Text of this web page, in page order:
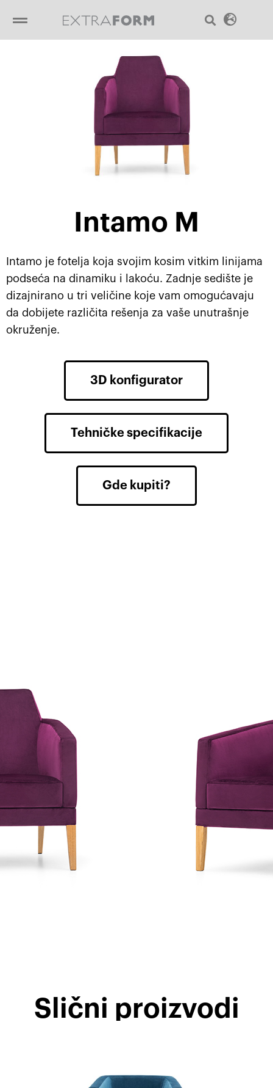
Menu
Intamo M
Intamo je fotelja koja svojim kosim vitkim linijama
podseća na dinamiku i lakoću. Zadnje sedište je
dizajnirano u tri veličine koje vam omogućavaju
da dobijete različita rešenja za vaše unutrašnje
okruženje.
3D konfigurator
Tehničke specifikacije
Gde kupiti?
Slični proizvodi